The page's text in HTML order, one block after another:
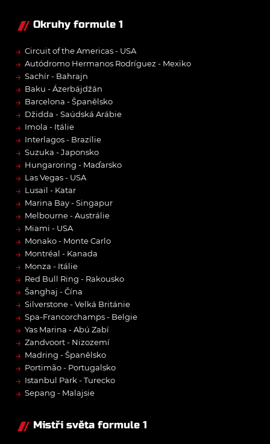
Okruhy formule 1
→ Circuit of the Americas - USA
→ Autódromo Hermanos Rodríguez - Mexiko
→ Sachír - Bahrajn
→ Baku - Ázerbájdžán
→ Barcelona - Španělsko
→ Džidda - Saúdská Arábie
→ Imola - Itálie
→ Interlagos - Brazílie
→ Suzuka - Japonsko
→ Hungaroring - Maďarsko
→ Las Vegas - USA
→ Lusail - Katar
→ Marina Bay - Singapur
→ Melbourne - Austrálie
→ Miami - USA
→ Monako - Monte Carlo
→ Montréal - Kanada
→ Monza - Itálie
→ Red Bull Ring - Rakousko
→ Šanghaj - Čína
→ Silverstone - Velká Británie
→ Spa-Francorchamps - Belgie
→ Yas Marina - Abú Zabí
→ Zandvoort - Nizozemí
→ Madring - Španělsko
→ Portimão - Portugalsko
→ Istanbul Park - Turecko
→ Sepang - Malajsie
Mistři světa formule 1